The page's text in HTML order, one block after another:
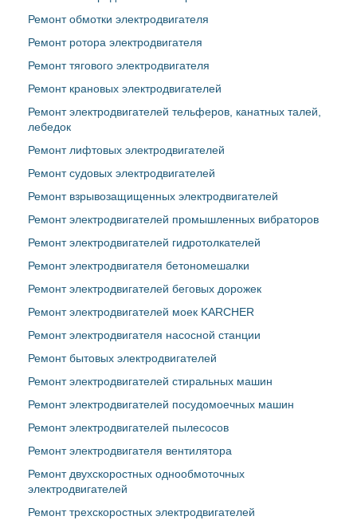
Ремонт обмотки электродвигателя
Ремонт ротора электродвигателя
Ремонт тягового электродвигателя
Ремонт крановых электродвигателей
Ремонт электродвигателей тельферов, канатных талей,
лебедок
Ремонт лифтовых электродвигателей
Ремонт судовых электродвигателей
Ремонт взрывозащищенных электродвигателей
Ремонт электродвигателей промышленных вибраторов
Ремонт электродвигателей гидротолкателей
Ремонт электродвигателя бетономешалки
Ремонт электродвигателей беговых дорожек
Ремонт электродвигателей моек KARCHER
Ремонт электродвигателя насосной станции
Ремонт бытовых электродвигателей
Ремонт электродвигателей стиральных машин
Ремонт электродвигателей посудомоечных машин
Ремонт электродвигателей пылесосов
Ремонт электродвигателя вентилятора
Ремонт двухскоростных однообмоточных
электродвигателей
Ремонт трехскоростных электродвигателей